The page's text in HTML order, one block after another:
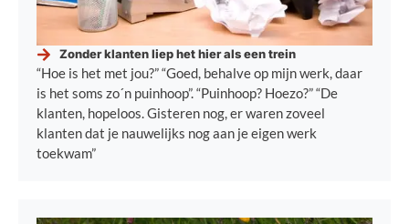
Zonder klanten liep het hier als een trein
“Hoe is het met jou?” “Goed, behalve op mijn werk, daar
is het soms zo´n puinhoop”. “Puinhoop? Hoezo?” “De
klanten, hopeloos. Gisteren nog, er waren zoveel
klanten dat je nauwelijks nog aan je eigen werk
toekwam”